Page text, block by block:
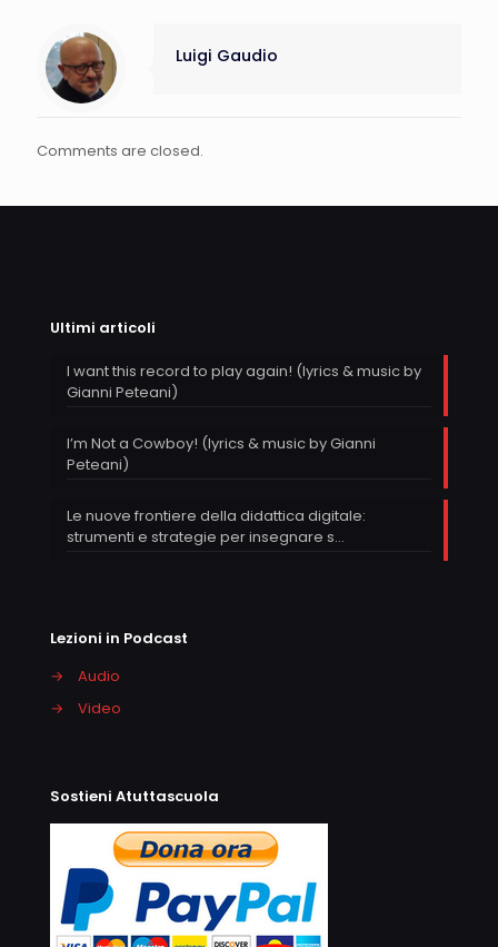
Luigi Gaudio
Comments are closed.
Ultimi articoli
I want this record to play again! (lyrics & music by
Gianni Peteani)
I’m Not a Cowboy! (lyrics & music by Gianni
Peteani)
Le nuove frontiere della didattica digitale:
strumenti e strategie per insegnare s…
Lezioni in Podcast
→
Audio
→
Video
Sostieni Atuttascuola